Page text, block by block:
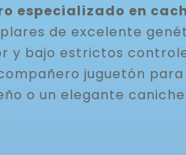
especializado en
de excelente
y bajo estrictos
juguetón
o un elegante